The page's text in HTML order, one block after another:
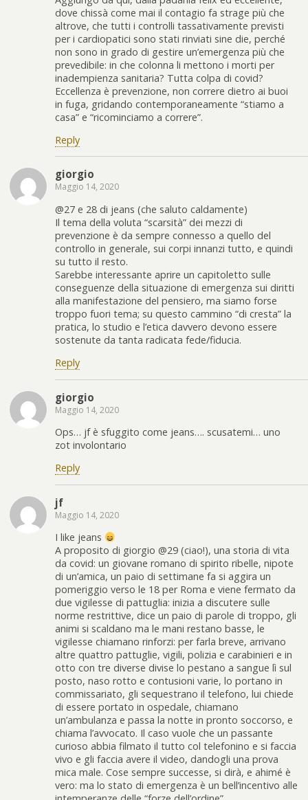
dove chissà come mai il contagio fa strage più che
altrove, che tutti i controlli tassativamente previsti
per i cardiopatici sono stati rinviati sine die, perché
non sono in grado di gestire un’emergenza più che
prevedibile: in che colonna li mettono i morti per
inadempienza sanitaria? Tutta colpa di covid?
Eccellenza è prevenzione, non correre dietro ai buoi
in fuga, gridando contemporaneamente “stiamo a
casa” e “ricominciamo a correre”.
Reply
giorgio
Maggio 14, 2020
@27 e 28 di jeans (che saluto caldamente)
Il tema della voluta “scarsità” dei mezzi di
prevenzione è da sempre connesso a quello del
controllo in generale, sui corpi innanzi tutto, e quindi
su tutto il resto.
Sarebbe interessante aprire un capitoletto sulle
conseguenze della situazione di emergenza sui diritti
alla manifestazione del pensiero, ma siamo forse
troppo fuori tema; su questo cammino “di cresta” la
pratica, lo studio e l’etica davvero devono essere
sostenute da tanta radicata fede/fiducia.
Reply
giorgio
Maggio 14, 2020
Ops… jf è sfuggito come jeans…. scusatemi… uno
zot involontario
Reply
jf
Maggio 14, 2020
I like jeans
A proposito di giorgio @29 (ciao!), una storia di vita
da covid: un giovane romano di spirito ribelle, nipote
di un’amica, un paio di settimane fa si aggira un
pomeriggio verso le 18 per Roma e viene fermato da
due vigilesse di pattuglia: inizia a discutere sulle
norme restrittive, dice un paio di parole di troppo, gli
animi si scaldano ma le mani restano basse, le
vigilesse chiamano rinforzi: per farla breve, arrivano
altre quattro pattuglie, vigili, polizia e carabinieri e in
otto con tre diverse divise lo pestano a sangue lì sul
posto, naso rotto e contusioni varie, lo portano in
commissariato, gli sequestrano il telefono, lui chiede
di essere portato in ospedale, chiamano
un’ambulanza e passa la notte in pronto soccorso, e
chiama l’avvocato. Il caso vuole che un passante
curioso abbia filmato il tutto col telefonino e si faccia
vivo e gli faccia avere il video, dandogli una prova
mica male. Cose sempre successe, si dirà, e ahimé è
vero: ma lo stato di emergenza è un bell’incentivo alle